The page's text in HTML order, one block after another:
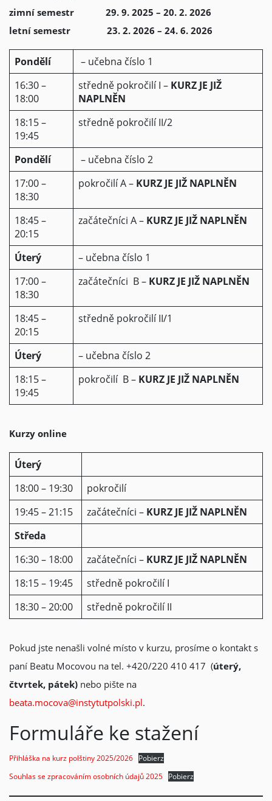
zimní semestr 29. 9. 2025 – 20. 2. 2026
letní semestr 23. 2. 2026 – 24. 6. 2026
Pondělí
– učebna číslo 1
16:30 –
18:00
středně pokročilí I – KURZ JE JIŽ
NAPLNĚN
18:15 –
19:45
středně pokročilí II/2
Pondělí
– učebna číslo 2
17:00 –
18:30
pokročilí A – KURZ JE JIŽ NAPLNĚN
18:45 –
20:15
začátečníci A – KURZ JE JIŽ NAPLNĚN
Úterý
– učebna číslo 1
17:00 –
18:30
začátečníci B – KURZ JE JIŽ NAPLNĚN
18:45 –
20:15
středně pokročilí II/1
Úterý
– učebna číslo 2
18:15 –
19:45
pokročilí B – KURZ JE JIŽ NAPLNĚN
Kurzy online
Úterý
18:00 – 19:30
pokročilí
19:45 – 21:15
začátečníci – KURZ JE JIŽ NAPLNĚN
Středa
16:30 – 18:00
začátečníci – KURZ JE JIŽ NAPLNĚN
18:15 – 19:45
středně pokročilí I
18:30 – 20:00
středně pokročilí II
Pokud jste nenašli volné místo v kurzu, prosíme o kontakt s
paní Beatu Mocovou na tel. +420/220 410 417 (úterý,
čtvrtek, pátek) nebo pište na
beata.mocova@instytutpolski.pl.
Formuláře ke stažení
Přihláška na kurz polštiny 2025/2026 Pobierz
Souhlas se zpracováním osobních údajů 2025 Pobierz